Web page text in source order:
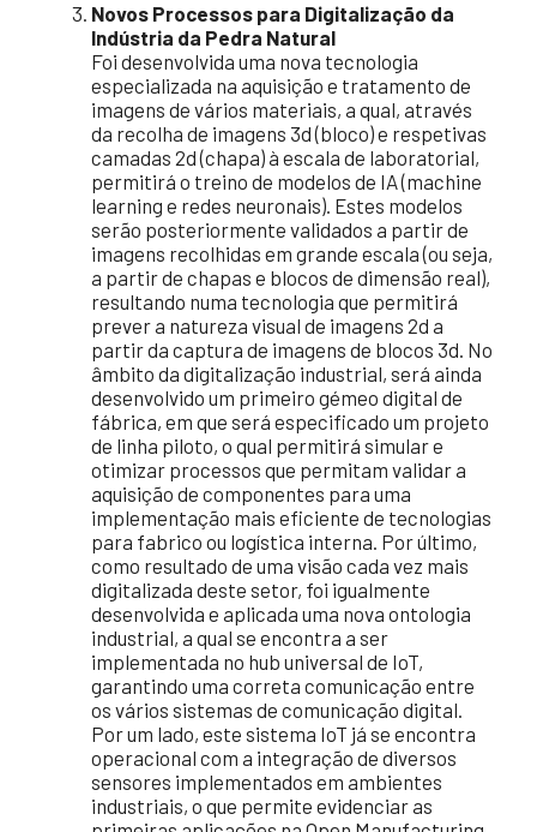
Novos Processos para Digitalização da
Indústria da Pedra Natural
Foi desenvolvida uma nova tecnologia
especializada na aquisição e tratamento de
imagens de vários materiais, a qual, através
da recolha de imagens 3d (bloco) e respetivas
camadas 2d (chapa) à escala de laboratorial,
permitirá o treino de modelos de IA (machine
learning e redes neuronais). Estes modelos
serão posteriormente validados a partir de
imagens recolhidas em grande escala (ou seja,
a partir de chapas e blocos de dimensão real),
resultando numa tecnologia que permitirá
prever a natureza visual de imagens 2d a
partir da captura de imagens de blocos 3d. No
âmbito da digitalização industrial, será ainda
desenvolvido um primeiro gémeo digital de
fábrica, em que será especificado um projeto
de linha piloto, o qual permitirá simular e
otimizar processos que permitam validar a
aquisição de componentes para uma
implementação mais eficiente de tecnologias
para fabrico ou logística interna. Por último,
como resultado de uma visão cada vez mais
digitalizada deste setor, foi igualmente
desenvolvida e aplicada uma nova ontologia
industrial, a qual se encontra a ser
implementada no hub universal de IoT,
garantindo uma correta comunicação entre
os vários sistemas de comunicação digital.
Por um lado, este sistema IoT já se encontra
operacional com a integração de diversos
sensores implementados em ambientes
industriais, o que permite evidenciar as